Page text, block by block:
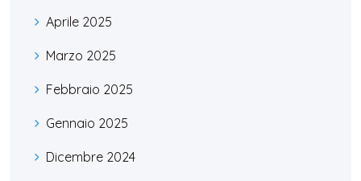
Aprile 2025
Marzo 2025
Febbraio 2025
Gennaio 2025
Dicembre 2024